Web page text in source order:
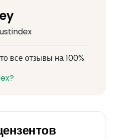
все отзывы на 100%